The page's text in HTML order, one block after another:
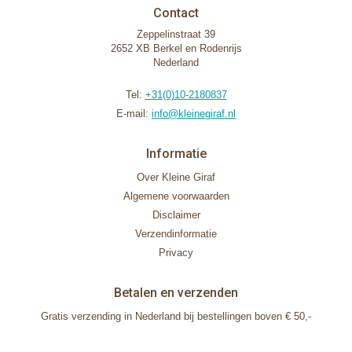
Contact
Zeppelinstraat 39
2652 XB Berkel en Rodenrijs
Nederland
Tel: +31(0)10-2180837
E-mail: info@kleinegiraf.nl
Informatie
Over Kleine Giraf
Algemene voorwaarden
Disclaimer
Verzendinformatie
Privacy
Betalen en verzenden
Gratis verzending in Nederland bij bestellingen boven € 50,-